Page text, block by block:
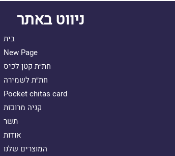
ניווט באתר
בית
New Page
חת״ת קטן לכיס
חת״ת לשמירה
Pocket chitas card
קניה מרוכזת
תשר
אודות
המוצרים שלנו